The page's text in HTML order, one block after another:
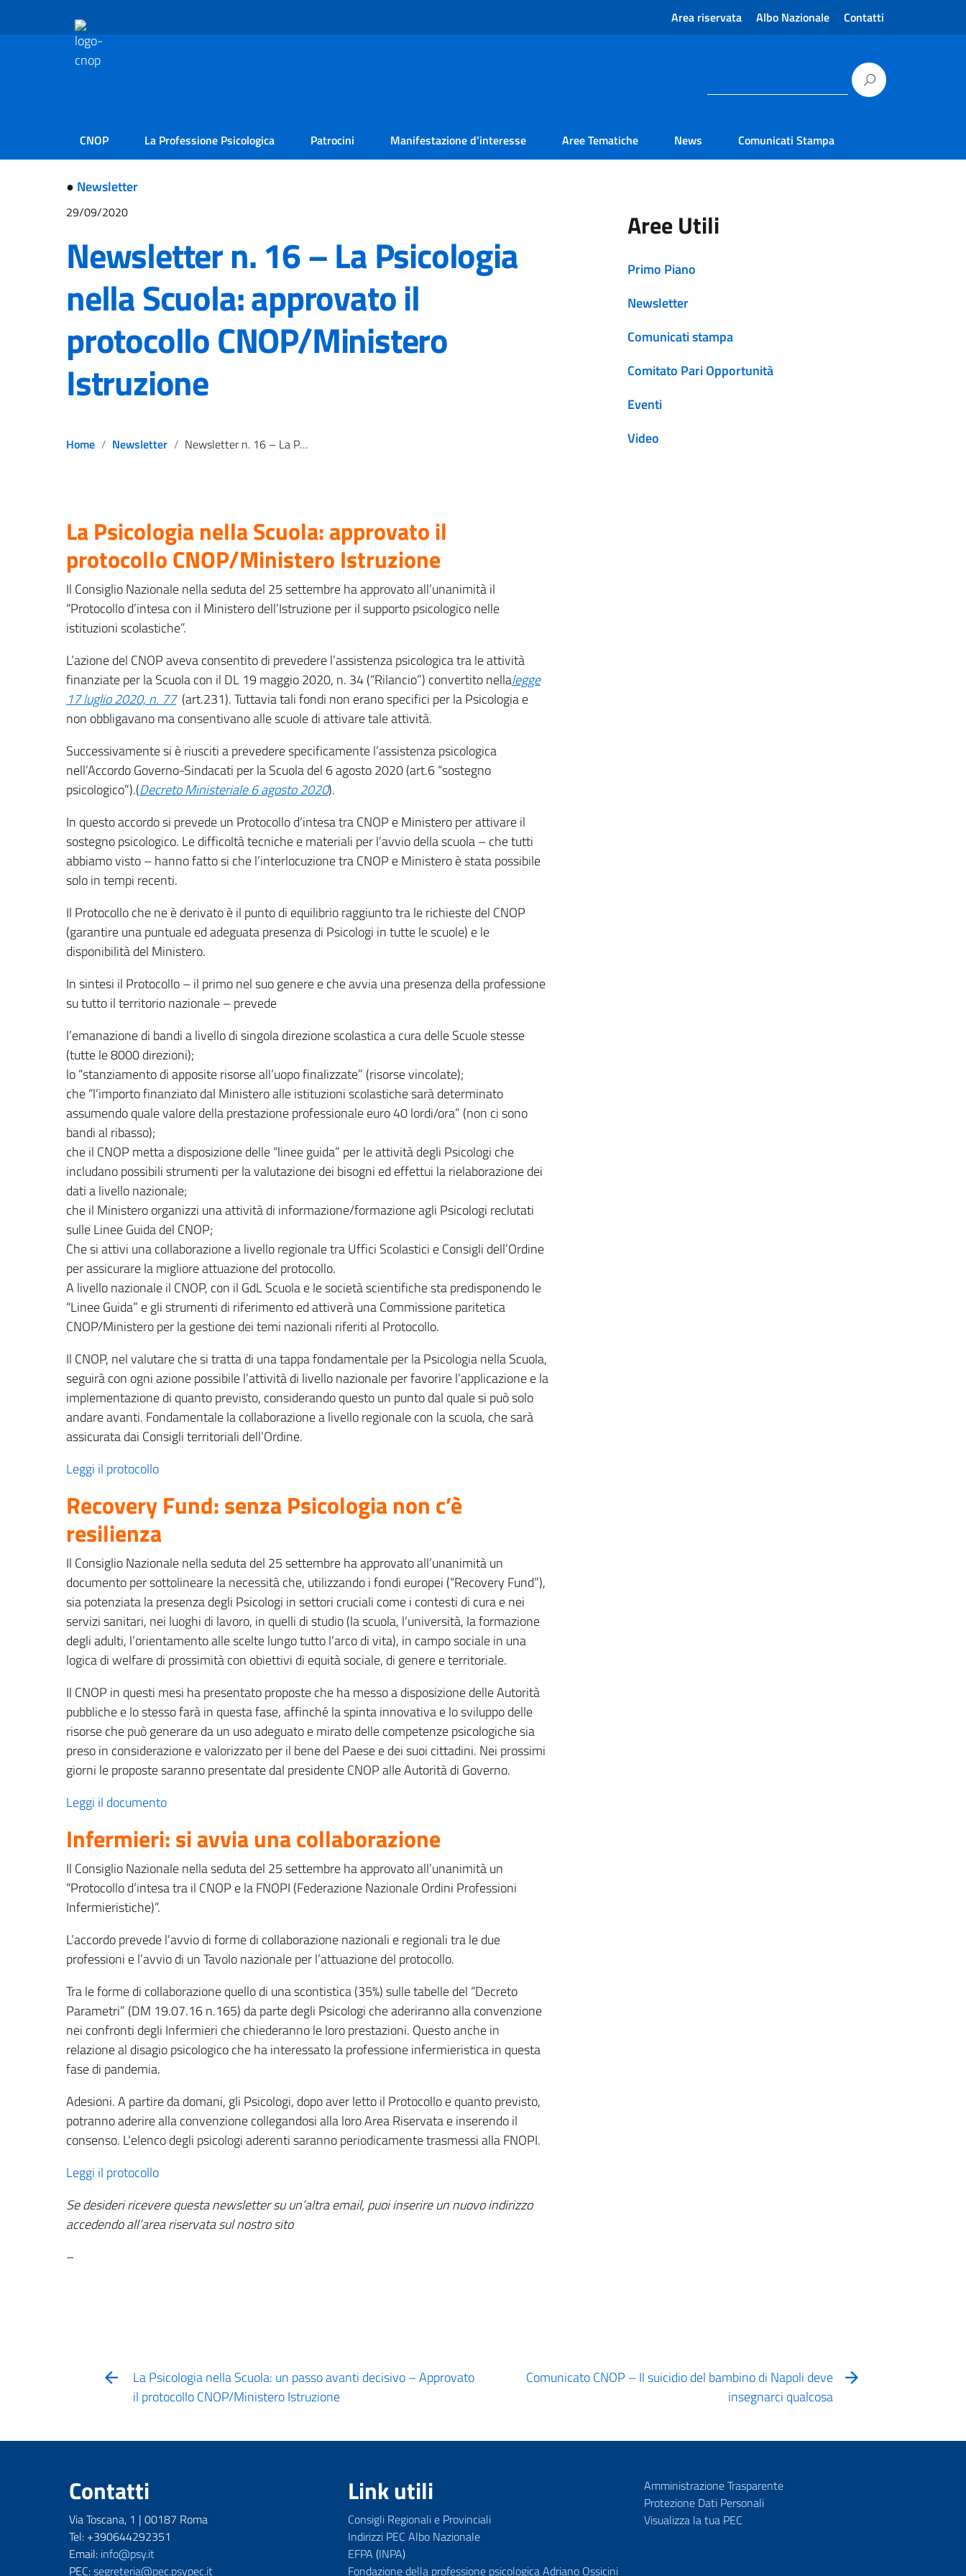
Area riservata Albo Nazionale Contatti
CNOP La Professione Psicologica Patrocini Manifestazione d’interesse Aree Tematiche News Comunicati Stampa
● Newsletter
29/09/2020
Newsletter n. 16 – La Psicologia
nella Scuola: approvato il
protocollo CNOP/Ministero
Istruzione
Home Newsletter Newsletter n. 16 – La Psicologia nella Scuola: approvato il protocollo CNOP/Ministero Istruzione
La Psicologia nella Scuola: approvato il
protocollo CNOP/Ministero Istruzione
Il Consiglio Nazionale nella seduta del 25 settembre ha approvato all’unanimità il
“Protocollo d’intesa con il Ministero dell’Istruzione per il supporto psicologico nelle
istituzioni scolastiche”.
L’azione del CNOP aveva consentito di prevedere l’assistenza psicologica tra le attività
finanziate per la Scuola con il DL 19 maggio 2020, n. 34 (“Rilancio”) convertito nellalegge
17 luglio 2020, n. 77(art.231). Tuttavia tali fondi non erano specifici per la Psicologia e
non obbligavano ma consentivano alle scuole di attivare tale attività.
Successivamente si è riusciti a prevedere specificamente l’assistenza psicologica
nell’Accordo Governo-Sindacati per la Scuola del 6 agosto 2020 (art.6 “sostegno
psicologico”).(Decreto Ministeriale 6 agosto 2020).
In questo accordo si prevede un Protocollo d’intesa tra CNOP e Ministero per attivare il
sostegno psicologico. Le difficoltà tecniche e materiali per l’avvio della scuola – che tutti
abbiamo visto – hanno fatto si che l’interlocuzione tra CNOP e Ministero è stata possibile
solo in tempi recenti.
Il Protocollo che ne è derivato è il punto di equilibrio raggiunto tra le richieste del CNOP
(garantire una puntuale ed adeguata presenza di Psicologi in tutte le scuole) e le
disponibilità del Ministero.
In sintesi il Protocollo – il primo nel suo genere e che avvia una presenza della professione
su tutto il territorio nazionale – prevede
l’emanazione di bandi a livello di singola direzione scolastica a cura delle Scuole stesse
(tutte le 8000 direzioni);
lo “stanziamento di apposite risorse all’uopo finalizzate” (risorse vincolate);
che “l’importo finanziato dal Ministero alle istituzioni scolastiche sarà determinato
assumendo quale valore della prestazione professionale euro 40 lordi/ora” (non ci sono
bandi al ribasso);
che il CNOP metta a disposizione delle “linee guida” per le attività degli Psicologi che
includano possibili strumenti per la valutazione dei bisogni ed effettui la rielaborazione dei
dati a livello nazionale;
che il Ministero organizzi una attività di informazione/formazione agli Psicologi reclutati
sulle Linee Guida del CNOP;
Che si attivi una collaborazione a livello regionale tra Uffici Scolastici e Consigli dell’Ordine
per assicurare la migliore attuazione del protocollo.
A livello nazionale il CNOP, con il GdL Scuola e le società scientifiche sta predisponendo le
“Linee Guida” e gli strumenti di riferimento ed attiverà una Commissione paritetica
CNOP/Ministero per la gestione dei temi nazionali riferiti al Protocollo.
Il CNOP, nel valutare che si tratta di una tappa fondamentale per la Psicologia nella Scuola,
seguirà con ogni azione possibile l’attività di livello nazionale per favorire l’applicazione e la
implementazione di quanto previsto, considerando questo un punto dal quale si può solo
andare avanti. Fondamentale la collaborazione a livello regionale con la scuola, che sarà
assicurata dai Consigli territoriali dell’Ordine.
Leggi il protocollo
Recovery Fund: senza Psicologia non c’è
resilienza
Il Consiglio Nazionale nella seduta del 25 settembre ha approvato all’unanimità un
documento per sottolineare la necessità che, utilizzando i fondi europei (“Recovery Fund”),
sia potenziata la presenza degli Psicologi in settori cruciali come i contesti di cura e nei
servizi sanitari, nei luoghi di lavoro, in quelli di studio (la scuola, l’università, la formazione
degli adulti, l’orientamento alle scelte lungo tutto l’arco di vita), in campo sociale in una
logica di welfare di prossimità con obiettivi di equità sociale, di genere e territoriale.
Il CNOP in questi mesi ha presentato proposte che ha messo a disposizione delle Autorità
pubbliche e lo stesso farà in questa fase, affinché la spinta innovativa e lo sviluppo delle
risorse che può generare da un uso adeguato e mirato delle competenze psicologiche sia
preso in considerazione e valorizzato per il bene del Paese e dei suoi cittadini. Nei prossimi
giorni le proposte saranno presentate dal presidente CNOP alle Autorità di Governo.
Leggi il documento
Infermieri: si avvia una collaborazione
Il Consiglio Nazionale nella seduta del 25 settembre ha approvato all’unanimità un
“Protocollo d’intesa tra il CNOP e la FNOPI (Federazione Nazionale Ordini Professioni
Infermieristiche)”.
L’accordo prevede l’avvio di forme di collaborazione nazionali e regionali tra le due
professioni e l’avvio di un Tavolo nazionale per l’attuazione del protocollo.
Tra le forme di collaborazione quello di una scontistica (35%) sulle tabelle del “Decreto
Parametri” (DM 19.07.16 n.165) da parte degli Psicologi che aderiranno alla convenzione
nei confronti degli Infermieri che chiederanno le loro prestazioni. Questo anche in
relazione al disagio psicologico che ha interessato la professione infermieristica in questa
fase di pandemia.
Adesioni. A partire da domani, gli Psicologi, dopo aver letto il Protocollo e quanto previsto,
potranno aderire alla convenzione collegandosi alla loro Area Riservata e inserendo il
consenso. L’elenco degli psicologi aderenti saranno periodicamente trasmessi alla FNOPI.
Leggi il protocollo
Se desideri ricevere questa newsletter su un’altra email, puoi inserire un nuovo indirizzo
accedendo all’area riservata sul nostro sito
–
Aree Utili
Primo Piano
Newsletter
Comunicati stampa
Comitato Pari Opportunità
Eventi
Video
La Psicologia nella Scuola: un passo avanti decisivo – Approvato
il protocollo CNOP/Ministero Istruzione
Comunicato CNOP – Il suicidio del bambino di Napoli deve
insegnarci qualcosa
Contatti
Via Toscana, 1 | 00187 Roma
Tel: +390644292351
Email: info@psy.it
PEC:segreteria@pec.psypec.it
Link utili
Consigli Regionali e Provinciali
Indirizzi PEC Albo Nazionale
EFPA (INPA)
Fondazione della professione psicologica Adriano Ossicini
Amministrazione Trasparente
Protezione Dati Personali
Visualizza la tua PEC